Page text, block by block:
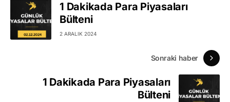
1 Dakikada Para Piyasaları
Bülteni
2 ARALIK 2024
Sonraki haber
1 Dakikada Para Piyasaları
Bülteni